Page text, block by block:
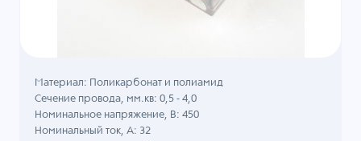
Материал: Поликарбонат и полиамид
Сечение провода, мм.кв: 0,5 - 4,0
Номинальное напряжение, B: 450
Номинальный ток, А: 32